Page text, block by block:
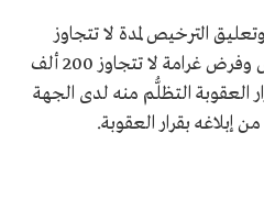
الترخيص لمدة لا تتجاوز
سنة، كما تشمل إلغاء الترخيص وفرض غرامة لا تتجاوز 200 ألف
العقوبة التظلُّم منه لدى الجهة